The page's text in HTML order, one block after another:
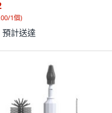
1個)
預計送達